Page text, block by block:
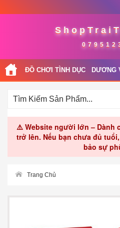
ĐỒ CHƠI TÌNH DỤC DƯƠNG
⚠️ Website người lớn – Dành
trở lên. Nếu bạn chưa đủ
bảo sự
Trang Chủ